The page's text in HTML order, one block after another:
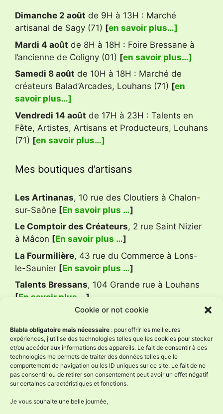
Cookie or not cookie
Blabla obligatoire mais nécessaire : pour offrir les meilleures
expériences, j'utilise des technologies telles que les cookies pour stocker
et/ou accéder aux informations des appareils. Le fait de consentir à ces
technologies me permets de traiter des données telles que le
comportement de navigation ou les ID uniques sur ce site. Le fait de ne
pas consentir ou de retirer son consentement peut avoir un effet négatif
sur certaines caractéristiques et fonctions.
Je vous souhaite une belle journée,
Dimanche 2 août de 9H à 13H : Marché
artisanal de Sagy (71) [en savoir plus…]
Mardi 4 août de 8H à 18H : Foire Bressane à
l’ancienne de Coligny (01) [en savoir plus…]
Samedi 8 août de 10H à 18H : Marché de
créateurs Balad’Arcades, Louhans (71) [en
savoir plus…]
Vendredi 14 août de 17H à 23H : Talents en
Fête, Artistes, Artisans et Producteurs, Louhans
(71) [en savoir plus…]
Mes boutiques d’artisans
Les Artinanas, 10 rue des Cloutiers à Chalon-
sur-Saône [En savoir plus …]
Le Comptoir des Créateurs, 2 rue Saint Nizier
à Mâcon [En savoir plus …]
La Fourmilière, 43 rue du Commerce à Lons-
le-Saunier [En savoir plus …]
Talents Bressans, 104 Grande rue à Louhans
[En savoir plus … ]
Avis Google
L'Âne à Nath
4.9
Basé sur 58 avis
powered byG oogle
évaluez-nous sur